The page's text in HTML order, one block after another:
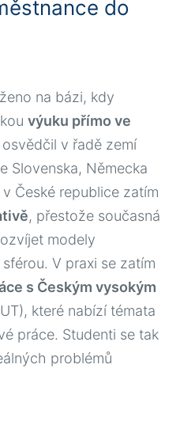
do
na bázi, kdy
výuku přímo ve
v řadě zemí
Slovenska, Německa
České republice zatím
, přestože současná
modely
V praxi se zatím
s Českým vysokým
které nabízí témata
práce. Studenti se tak
problémů